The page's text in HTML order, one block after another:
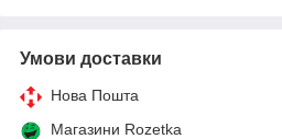
Умови доставки
Нова Пошта
Магазини Rozetka